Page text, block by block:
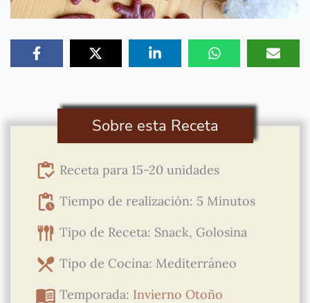
Sobre esta Receta
Receta para 15-20 unidades
Tiempo de realización: 5 Minutos
Tipo de Receta: Snack, Golosina
Tipo de Cocina: Mediterráneo
Temporada: Invierno Otoño